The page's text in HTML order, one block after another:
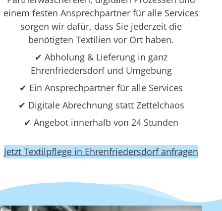
einem festen Ansprechpartner für alle Services
sorgen wir dafür, dass Sie jederzeit die
benötigten Textilien vor Ort haben.
✔ Abholung & Lieferung in ganz
Ehrenfriedersdorf und Umgebung
✔ Ein Ansprechpartner für alle Services
✔ Digitale Abrechnung statt Zettelchaos
✔ Angebot innerhalb von 24 Stunden
Jetzt Textilpflege in Ehrenfriedersdorf anfragen